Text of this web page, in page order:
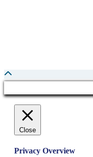
Close
Privacy Overview